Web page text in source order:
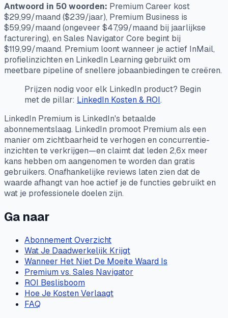
Antwoord in 50 woorden: Premium Career kost
$29,99/maand ($239/jaar), Premium Business is
$59,99/maand (ongeveer $47,99/maand bij jaarlijkse
facturering), en Sales Navigator Core begint bij
$119,99/maand. Premium loont wanneer je actief InMail,
profielinzichten en LinkedIn Learning gebruikt om
meetbare pipeline of snellere jobaanbiedingen te creëren.
Prijzen nodig voor elk LinkedIn product? Begin
met de pillar: LinkedIn Kosten & ROI.
LinkedIn Premium is LinkedIn's betaalde
abonnementslaag. LinkedIn promoot Premium als een
manier om zichtbaarheid te verhogen en concurrentie-
inzichten te verkrijgen—en claimt dat leden 2,6x meer
kans hebben om aangenomen te worden dan gratis
gebruikers. Onafhankelijke reviews laten zien dat de
waarde afhangt van hoe actief je de functies gebruikt en
wat je professionele doelen zijn.
Ga naar
Abonnement Overzicht
Wat Je Daadwerkelijk Krijgt
Wanneer Het Niet De Moeite Waard Is
Premium vs. Sales Navigator
ROI Beslisboom
Hoe Je Kosten Verlaagt
FAQ